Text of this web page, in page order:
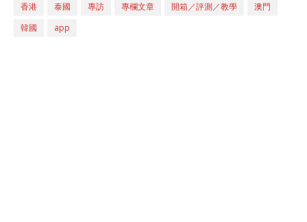
香港
泰國 專訪 專欄文章 開箱／評測／教學
澳門
韓國
app